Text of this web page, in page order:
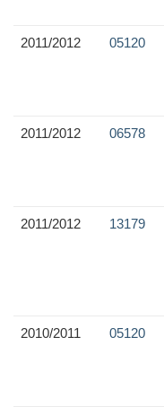
2011/2012 05120
2011/2012 06578
2011/2012 13179
2010/2011 05120